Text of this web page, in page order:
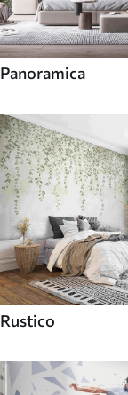
Panoramica
Rustico